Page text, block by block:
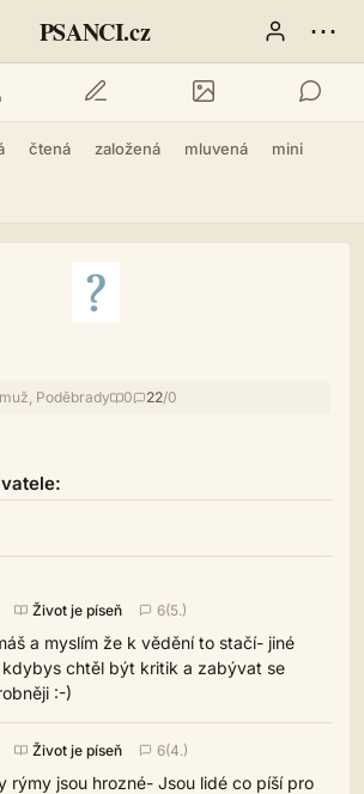
PSANCI.cz ⋯
čtená založená mluvená mini
Poděbrady 0 22/0
Život je píseň 6(5.)
a myslím že k vědění to stačí- jiné
chtěl být kritik a zabývat se
:-)
Život je píseň 6(4.)
rýmy jsou hrozné- Jsou lidé co píší pro